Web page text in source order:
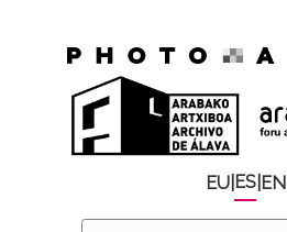
EU ES EN